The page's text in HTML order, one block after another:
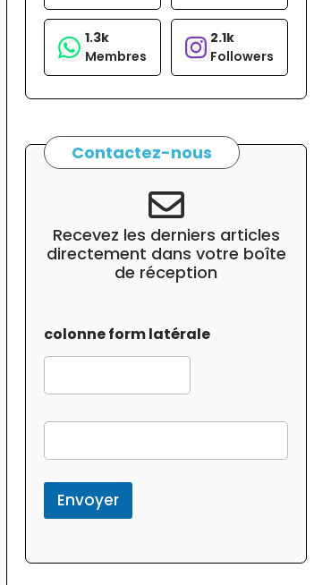
1.3k
Membres
2.1k
Followers
Contactez-nous
Recevez les derniers articles
directement dans votre boîte
de réception
colonne form latérale
f
r
m
o
n
Envoyer